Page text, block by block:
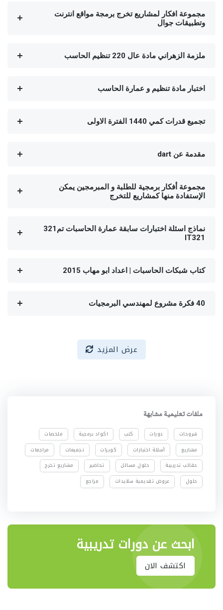
مجموعة افكار لمشاريع تخرج برمجة مواقع انترنت
وتطبيقات جوال
ملزمة الزهراني مادة عال 220 تنظيم الحاسب
اختبار مادة تنظيم و عمارة الحاسب
تجميع قدرات كمي 1440 الفترة الاولى
مقدمة عن dart
مجموعة أفكار برمجية للطلبة و المبرمجين يمكن
الإستفادة منها كمشاريع للتخرج
نماذج اسئلة اختبارات سابقة عمارة الحاسبات تم321
IT321
كتاب شبكات الحاسبات | اعداد ابو مهاب 2015
40 فكرة مشروع لمهندسي البرمجيات
عرض المزيد
ملفات تعليمية مشابهة
شروحات دورات كتب اكواد برمجية
ملخصات
مشاريع
أسئلة اختبارات كويزات تجميعات
مراجعات
حقائب تدريبية
حلول مسائل تحاضير
مشاريع تخرج
حلول
عروض تقديمية سلايدات مراجع
ابحث عن دورات تدريبية
اكتشف الان